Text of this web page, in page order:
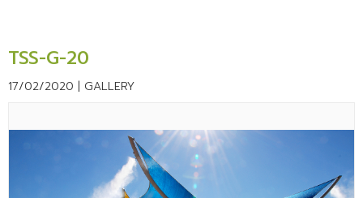
TSS-G-20
17/02/2020 | GALLERY